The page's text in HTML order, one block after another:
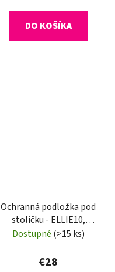
DO KOŠÍKA
Ochranná podložka pod
stoličku - ELLIE10,
120x90 cm, 1,8 mm
Dostupné (>15 ks)
€28